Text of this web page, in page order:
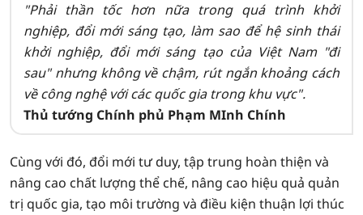
"Phải thần tốc hơn nữa trong quá trình khởi
nghiệp, đổi mới sáng tạo, làm sao để hệ sinh thái
khởi nghiệp, đổi mới sáng tạo của Việt Nam "đi
sau" nhưng không về chậm, rút ngắn khoảng cách
về công nghệ với các quốc gia trong khu vực".
Thủ tướng Chính phủ Phạm MInh Chính
Cùng với đó, đổi mới tư duy, tập trung hoàn thiện và
nâng cao chất lượng thể chế, nâng cao hiệu quả quản
trị quốc gia, tạo môi trường và điều kiện thuận lợi thúc